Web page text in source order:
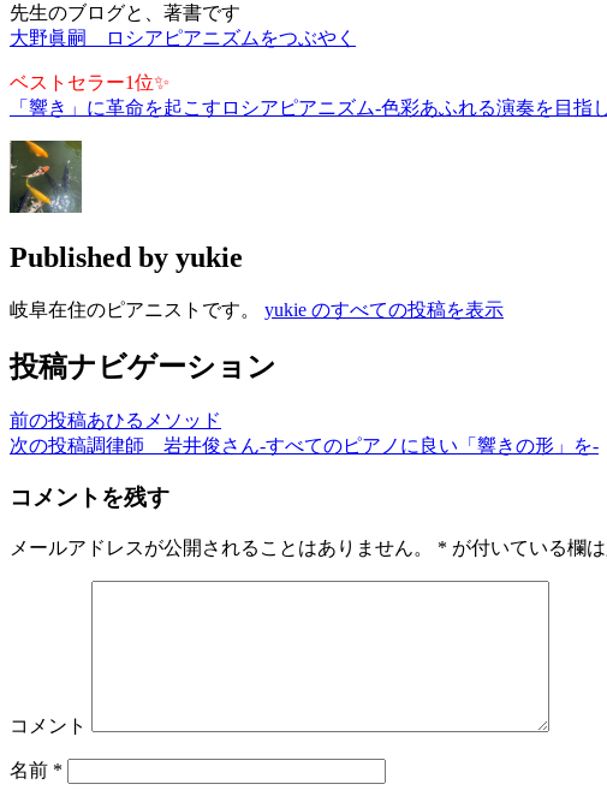
先生のブログと、著書です
大野眞嗣 ロシアピアニズムをつぶやく
ベストセラー1位✨
「響き」に革命を起こすロシアピアニズム-色彩あふれる演奏を目指
Published by yukie
岐阜在住のピアニストです。 yukie のすべての投稿を表示
投稿ナビゲーション
前の投稿あひるメソッド
次の投稿調律師 岩井俊さん-すべてのピアノに良い「響きの形」を-
コメントを残す
メールアドレスが公開されることはありません。 * が付いている欄
コメント
名前 *